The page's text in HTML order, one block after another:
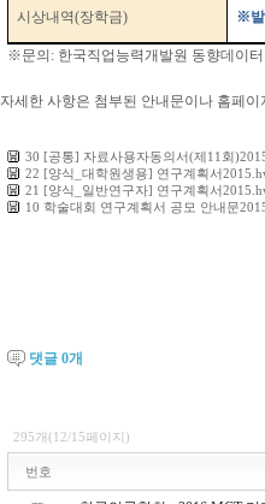
시상내역(장학금) ※
※문의 : 한국직업능력개발원 동향데이
자세한 사항은 첨부된 안내문이나 홈페이
30 [공통] 자료사용자동의서(제11회
22 [양식_대학원생용] 연구계획서
21 [양식_일반연구자] 연구계획서
10 학술대회 연구계획서 공모 안내문
댓글 0개
295개(12/15페이지)
번호